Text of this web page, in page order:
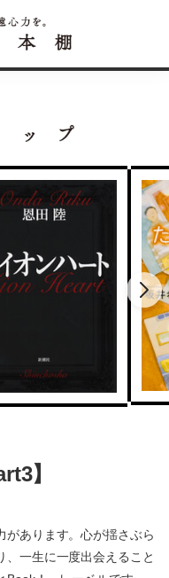
】
があります。心が揺さぶら
、一生に一度出会えること